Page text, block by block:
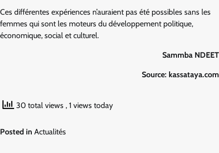
Ces différentes expériences n’auraient pas été possibles sans les
femmes qui sont les moteurs du développement politique,
économique, social et culturel.
Sammba NDEET
Source: kassataya.com
30 total views , 1 views today
Posted in Actualités